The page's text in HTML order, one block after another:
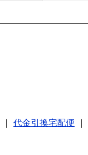
｜ 代金引換宅配便 ｜